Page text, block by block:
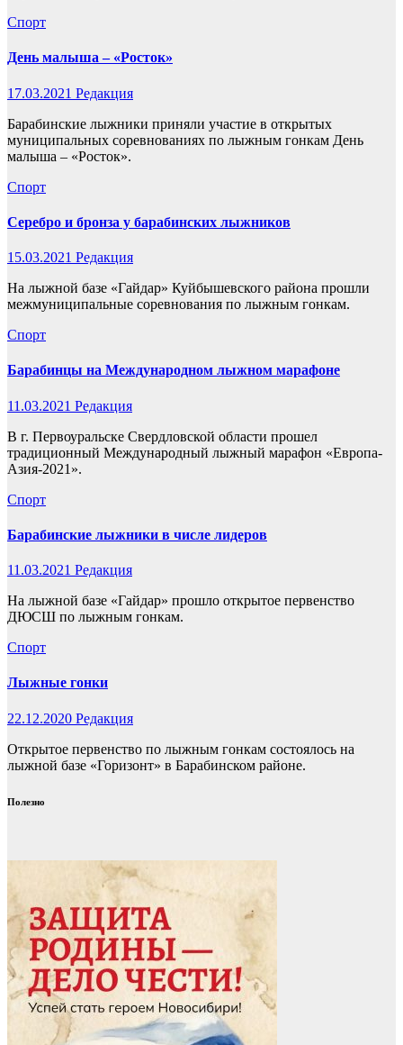
Спорт
День малыша – «Росток»
17.03.2021 Редакция
Барабинские лыжники приняли участие в открытых
муниципальных соревнованиях по лыжным гонкам День
малыша – «Росток».
Спорт
Серебро и бронза у барабинских лыжников
15.03.2021 Редакция
На лыжной базе «Гайдар» Куйбышевского района прошли
межмуниципальные соревнования по лыжным гонкам.
Спорт
Барабинцы на Международном лыжном марафоне
11.03.2021 Редакция
В г. Первоуральске Свердловской области прошел
традиционный Международный лыжный марафон «Европа-
Азия-2021».
Спорт
Барабинские лыжники в числе лидеров
11.03.2021 Редакция
На лыжной базе «Гайдар» прошло открытое первенство
ДЮСШ по лыжным гонкам.
Спорт
Лыжные гонки
22.12.2020 Редакция
Открытое первенство по лыжным гонкам состоялось на
лыжной базе «Горизонт» в Барабинском районе.
Полезно